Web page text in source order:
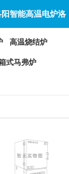
智能高温电炉洛
高温烧结炉
式马弗炉